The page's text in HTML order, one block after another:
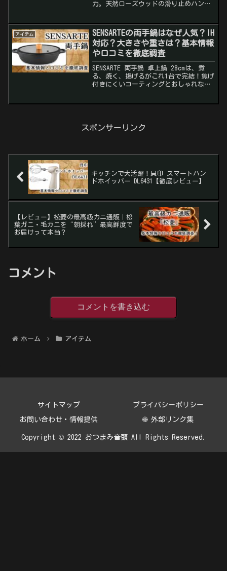
力。天然ローズウッドの滑り止めハンド
アイテム
SENSARTEの両手鍋はなぜ人気？IH
対応？大きさや重さは？基本情報
や口コミを徹底調査
SENSARTE 両手鍋 卓上鍋 28cmは、煮
る、焼く、揚げるがこれ1台で完結！焦げ
付きにくいコーティングとおしゃれなデ
スポンサーリンク
キッチンで大活躍！貝印 スマートハン
ドホイッパー DL6431【徹底レビュー】
【レビュー】松菱の最高級カニ通販｜松
葉ガニ・毛ガニを“朝採れ”最高鮮度で
お届けって本当？
コメント
コメントを書き込む
ホーム アイテム
サイトマップ プライバシーポリシー
お問い合わせ・情報提供 🌐 外部リンク集
Copyright © 2022 おつまみ音頭 All Rights Reserved.